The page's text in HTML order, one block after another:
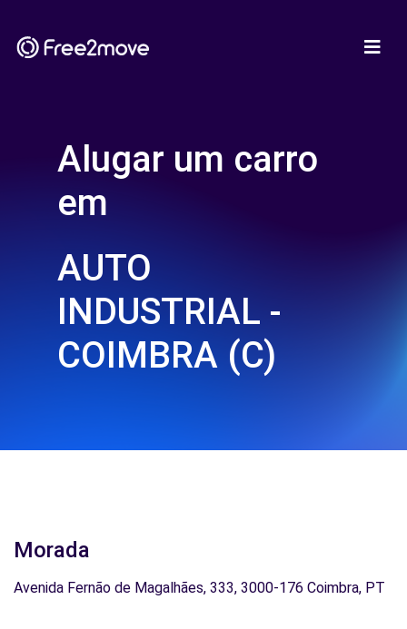
Alugar um carro
em
AUTO
INDUSTRIAL -
COIMBRA (C)
Morada
Avenida Fernão de Magalhães, 333, 3000-176 Coimbra, PT